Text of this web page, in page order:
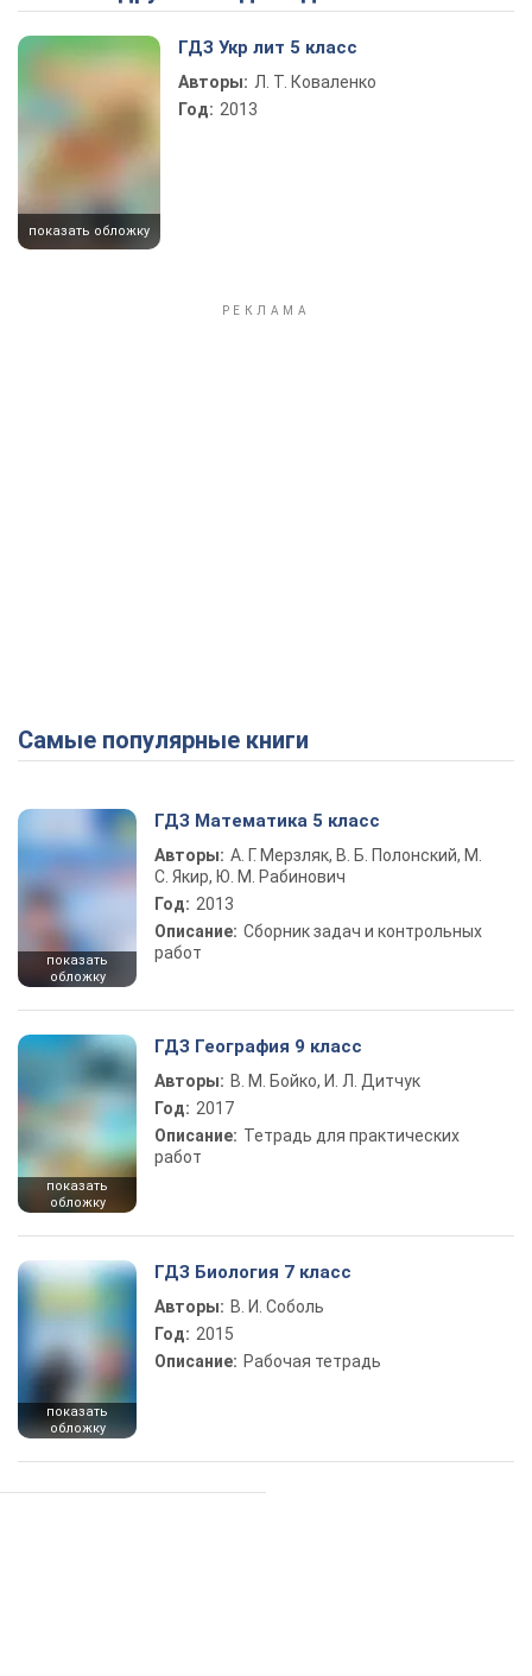
Play Video
показать обложку
ГДЗ Укр лит 5 класс
Авторы: Л. Т. Коваленко
Год: 2013
Самые популярные книги
показать
обложку
ГДЗ Математика 5 класс
Авторы: А. Г. Мерзляк, В. Б. Полонский, М.
С. Якир, Ю. М. Рабинович
Год: 2013
Описание: Сборник задач и контрольных
работ
показать
обложку
ГДЗ География 9 класс
Авторы: В. М. Бойко, И. Л. Дитчук
Год: 2017
Описание: Тетрадь для практических
работ
показать
обложку
ГДЗ Биология 7 класс
Авторы: В. И. Соболь
Год: 2015
Описание: Рабочая тетрадь